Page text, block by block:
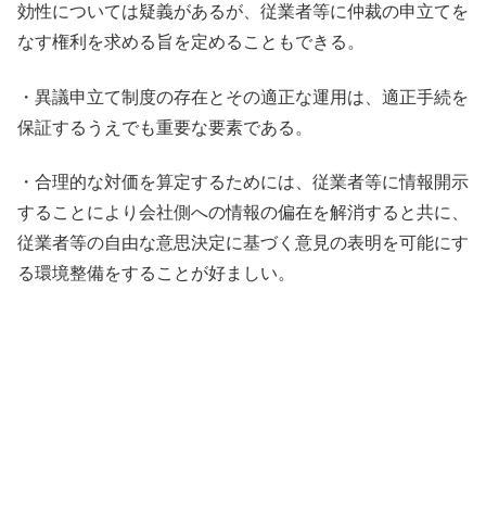
効性については疑義があるが、従業者等に仲裁の申立てを
なす権利を求める旨を定めることもできる。
・異議申立て制度の存在とその適正な運用は、適正手続を
保証するうえでも重要な要素である。
・合理的な対価を算定するためには、従業者等に情報開示
することにより会社側への情報の偏在を解消すると共に、
従業者等の自由な意思決定に基づく意見の表明を可能にす
る環境整備をすることが好ましい。